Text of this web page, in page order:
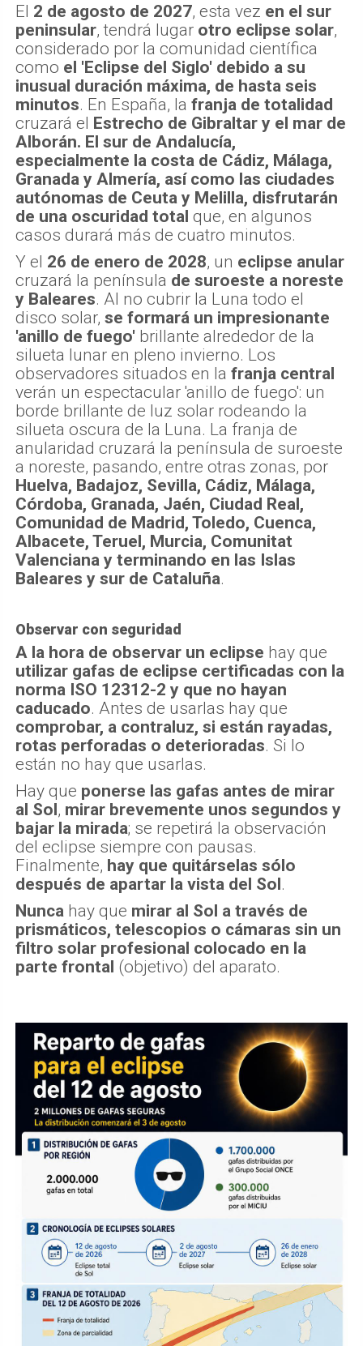
El 2 de agosto de 2027, esta vez en el sur
peninsular, tendrá lugar otro eclipse solar,
considerado por la comunidad científica
como el 'Eclipse del Siglo' debido a su
inusual duración máxima, de hasta seis
minutos. En España, la franja de totalidad
cruzará el Estrecho de Gibraltar y el mar de
Alborán. El sur de Andalucía,
especialmente la costa de Cádiz, Málaga,
Granada y Almería, así como las ciudades
autónomas de Ceuta y Melilla, disfrutarán
de una oscuridad total que, en algunos
casos durará más de cuatro minutos.
Y el 26 de enero de 2028, un eclipse anular
cruzará la península de suroeste a noreste
y Baleares. Al no cubrir la Luna todo el
disco solar, se formará un impresionante
'anillo de fuego' brillante alrededor de la
silueta lunar en pleno invierno. Los
observadores situados en la franja central
verán un espectacular 'anillo de fuego': un
borde brillante de luz solar rodeando la
silueta oscura de la Luna. La franja de
anularidad cruzará la península de suroeste
a noreste, pasando, entre otras zonas, por
Huelva, Badajoz, Sevilla, Cádiz, Málaga,
Córdoba, Granada, Jaén, Ciudad Real,
Comunidad de Madrid, Toledo, Cuenca,
Albacete, Teruel, Murcia, Comunitat
Valenciana y terminando en las Islas
Baleares y sur de Cataluña.
Observar con seguridad
A la hora de observar un eclipse hay que
utilizar gafas de eclipse certificadas con la
norma ISO 12312-2 y que no hayan
caducado. Antes de usarlas hay que
comprobar, a contraluz, si están rayadas,
rotas perforadas o deterioradas. Si lo
están no hay que usarlas.
Hay que ponerse las gafas antes de mirar
al Sol, mirar brevemente unos segundos y
bajar la mirada; se repetirá la observación
del eclipse siempre con pausas.
Finalmente, hay que quitárselas sólo
después de apartar la vista del Sol.
Nunca hay que mirar al Sol a través de
prismáticos, telescopios o cámaras sin un
filtro solar profesional colocado en la
parte frontal (objetivo) del aparato.